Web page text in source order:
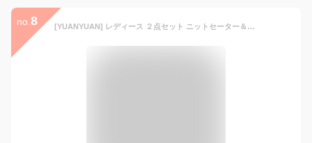
no. 8 [YUANYUAN] レディース ２点セット ニットセーター＆フレアスカート 上下セットアップ スカートスーツ 秋服 冬服 ハイネック 長袖 切り替え ロング丈 aライン カジュアル ゆったり 大人 可愛い オシャレ 春 秋 冬 (写真色,M)